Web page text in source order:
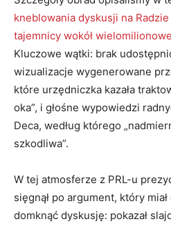
kneblowania dyskusji na
tajemnicy wokół
Kluczowe wątki: brak
wizualizacje wygenerowane
które urzędniczka kazała
oka”, i głośne wypowiedzi
Deca, według którego
szkodliwa”.
W tej atmosferze z PRL-u
sięgnął po argument, który
domknąć dyskusję: pokazał